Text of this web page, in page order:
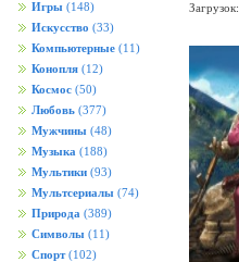
Игры (148)
Искусство (33)
Компьютерные (11)
Конопля (12)
Космос (50)
Любовь (377)
Мужчины (48)
Музыка (188)
Мультики (93)
Мультсериалы (74)
Природа (389)
Символы (11)
Спорт (102)
Загрузок: